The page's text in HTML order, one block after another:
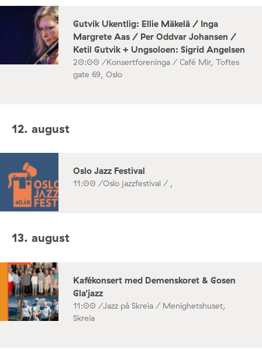
Gutvik Ukentlig: Ellie Mäkelä / Inga
Margrete Aas / Per Oddvar Johansen /
Ketil Gutvik + Ungsoloen: Sigrid Angelsen
20:00 /Konsertforeninga / Café Mir, Toftes
gate 69, Oslo
12. august
Oslo Jazz Festival
11:00 /Oslo jazzfestival / ,
13. august
Kafékonsert med Demenskoret & Gosen
Gla’jazz
11:00 /Jazz på Skreia / Menighetshuset,
Skreia